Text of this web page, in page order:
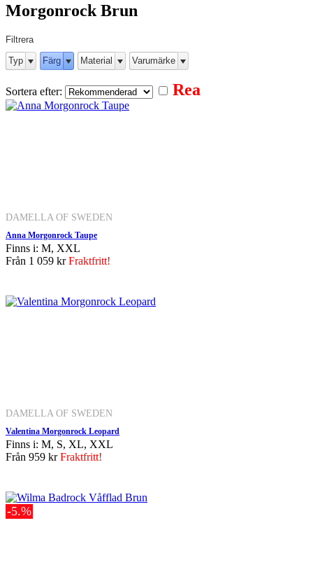
Morgonrock Brun
Filtrera
Typ
Färg Material Varumärke
Sortera efter: Rea
DAMELLA OF SWEDEN
Anna Morgonrock Taupe
Finns i: M, XXL
Från 1 059 krFraktfritt!
DAMELLA OF SWEDEN
Valentina Morgonrock Leopard
Finns i: M, S, XL, XXL
Från 959 krFraktfritt!
-5.%